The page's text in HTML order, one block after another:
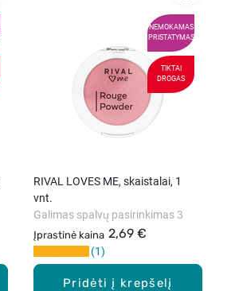
NEMOKAMAS
PRISTATYMAS
TIKTAI
DROGAS
Pridėti į krepšelį
RIVAL LOVES ME, skaistalai, 1
vnt.
Įprastinė kaina 2,69 €
Galimas spalvų pasirinkimas 3
1